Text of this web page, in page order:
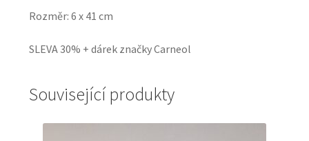
Rozměr: 6 x 41 cm
SLEVA 30% + dárek značky Carneol
Související produkty